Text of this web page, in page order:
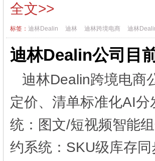
全文>>
标签： 迪林Dealin 迪林 迪林跨境电商 迪林
迪林Dealin公司目
迪林Dealin跨境电商
定价、清单标准化AI
统：图文/短视频智能
约系统：SKU级库存